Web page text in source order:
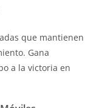
que mantienen
Gana
a la victoria en